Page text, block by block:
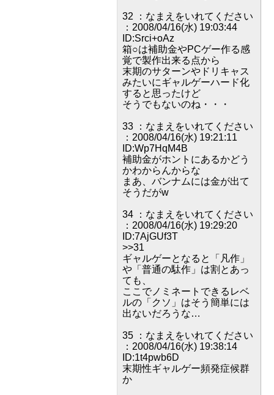
32 ：なまえをいれてください
：2008/04/16(水) 19:03:44
ID:Srci+oAz
箱○は補助金やPCゲー作る感
覚で製作出来る点から
末期のサターンやドリキャス
みたいにギャルゲーハード化
すると思ったけど
そうでもないのね・・・
33 ：なまえをいれてください
：2008/04/16(水) 19:21:11
ID:Wp7HqM4B
補助金がホントにあるかどう
かわからんからな
まあ、バンナムには金が出て
そうだがw
34 ：なまえをいれてください
：2008/04/16(水) 19:29:20
ID:7AjGUf3T
>>31
ギャルゲーとなると「凡作」
や「普通の駄作」は割とあっ
ても、
ここでノミネートできるレベ
ルの「クソ」はそう簡単には
出ないだろうな…
35 ：なまえをいれてください
：2008/04/16(水) 19:38:14
ID:1t4pwb6D
末期性ギャルゲー頻発症候群
か